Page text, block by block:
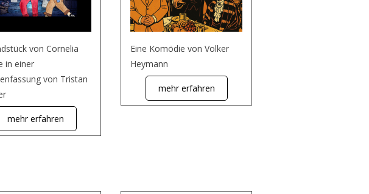
von Cornelia
in einer
von Tristan
mehr erfahren
Eine Komödie von Volker
Heymann
mehr erfahren